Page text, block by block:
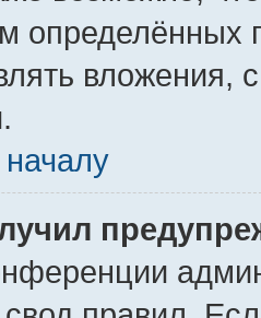
определённых
вложения,